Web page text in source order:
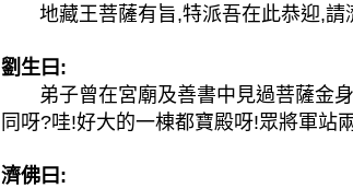
地藏王菩薩有旨,特派吾在此恭迎,請
劉生曰:
弟子曾在宮廟及善書中見過菩薩金身
同呀?哇!好大的一棟都寶殿呀!眾將軍站
濟佛曰: